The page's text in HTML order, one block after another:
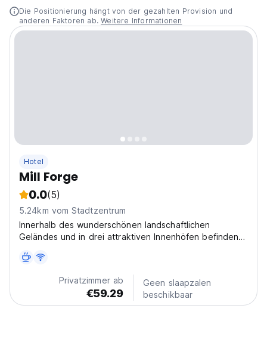
Die Positionierung hängt von der gezahlten Provision und
anderen Faktoren ab.Weitere Informationen
Hotel
Mill Forge
0.0(5)
5.24km vom Stadtzentrum
Innerhalb des wunderschönen landschaftlichen
Geländes und in drei attraktiven Innenhöfen befinden
ein entzückendes familiengeführtes Hotel ist in der
rollenden Landschaft in Südschottland eingebettet.
Privatzimmer ab
€59.29
Geen slaapzalen
beschikbaar